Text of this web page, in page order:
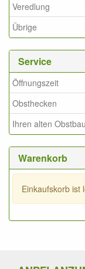
Veredlung
Übrige
Service
Öffnungszeit
Obsthecken
Ihren alten
Warenkorb
Einkaufskorb ist